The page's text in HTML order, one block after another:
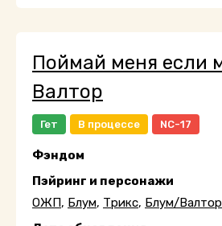
Поймай меня если
Валтор
Гет В процессе NC-17
Фэндом
Пэйринг и персонажи
ОЖП, Блум, Трикс, Блум/Валтор